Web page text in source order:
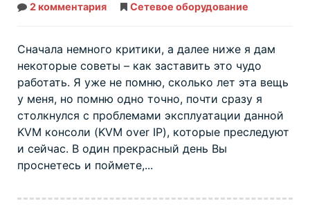
2 комментария
IP
переключатель
D-
DKVM-
Сетевое оборудование
Сначала немного критики, а далее ниже я дам
некоторые советы – как заставить это чудо
работать. Я уже не помню, сколько лет эта вещь
у меня, но помню одно точно, почти сразу я
столкнулся с проблемами эксплуатации данной
KVM консоли (KVM over IP), которые преследуют
и сейчас. В один прекрасный день Вы
проснетесь и поймете,...